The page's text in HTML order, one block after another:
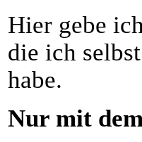
Hier gebe
die ich
habe.
Nur mit